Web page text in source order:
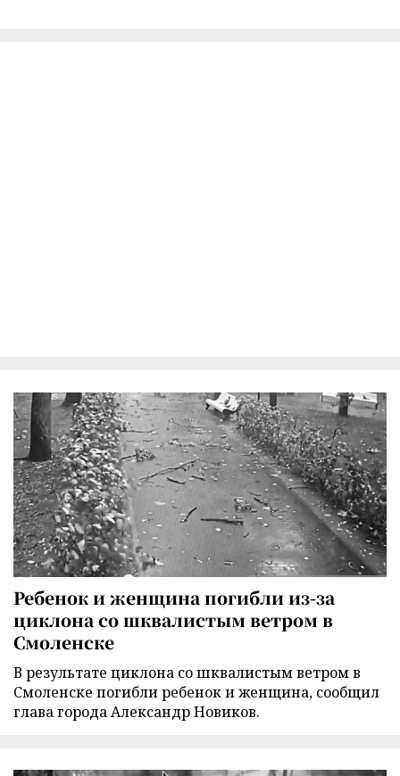
Ребенок и женщина погибли из-за
циклона со шквалистым ветром в
Смоленске
В результате циклона со шквалистым ветром в
Смоленске погибли ребенок и женщина, сообщил
глава города Александр Новиков.